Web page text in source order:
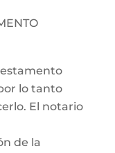
lo tanto
El notario
de la